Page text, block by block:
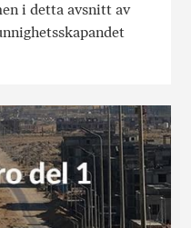
i detta avsnitt av